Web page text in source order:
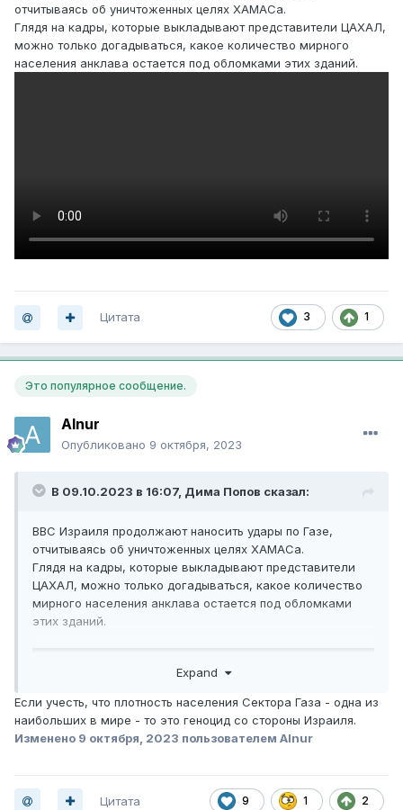
отчитываясь об уничтоженных целях ХАМАСа.
Глядя на кадры, которые выкладывают представители ЦАХАЛ,
можно только догадываться, какое количество мирного
населения анклава остается под обломками этих зданий.
3 1
Цитата
Это популярное сообщение.
Alnur
Опубликовано 9 октября, 2023
В 09.10.2023 в 16:07, Дима Попов сказал:
ВВС Израиля продолжают наносить удары по Газе,
отчитываясь об уничтоженных целях ХАМАСа.
Глядя на кадры, которые выкладывают представители
ЦАХАЛ, можно только догадываться, какое количество
мирного населения анклава остается под обломками
этих зданий.
Expand
Если учесть, что плотность населения Сектора Газа - одна из
наибольших в мире - то это геноцид со стороны Израиля.
Изменено 9 октября, 2023 пользователем Alnur
9 1 2
Цитата